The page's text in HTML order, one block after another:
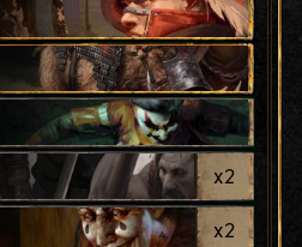
x2
x2